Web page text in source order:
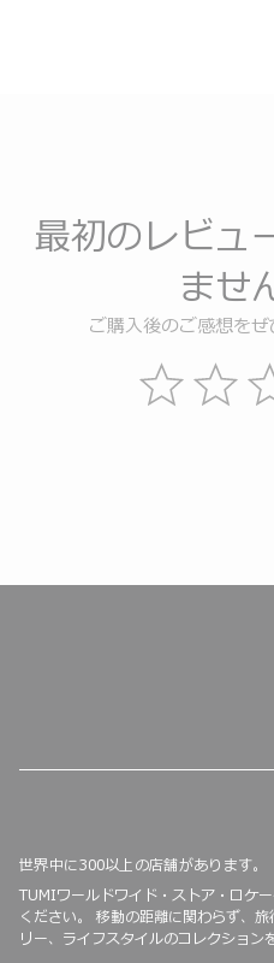
最初のレビュ
ませ
ご購入後のご感想をぜ
世界中に300以上の店舗があります。
TUMIワールドワイド・ストア・ロケ
ください。 移動の距離に関わらず、
リー、ライフスタイルのコレクション